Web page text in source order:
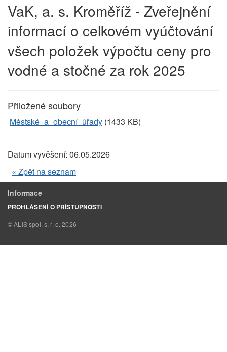
VaK, a. s. Kroměříž - Zveřejnění
informací o celkovém vyúčtování
všech položek výpočtu ceny pro
vodné a stočné za rok 2025
Přiložené soubory
Městské_a_obecní_úřady (1433 KB)
Datum vyvěšení: 06.05.2026
« Zpět na seznam
Informace
PROHLÁŠENÍ O PŘÍSTUPNOSTI
© ALIS spol. s. r. o.2026